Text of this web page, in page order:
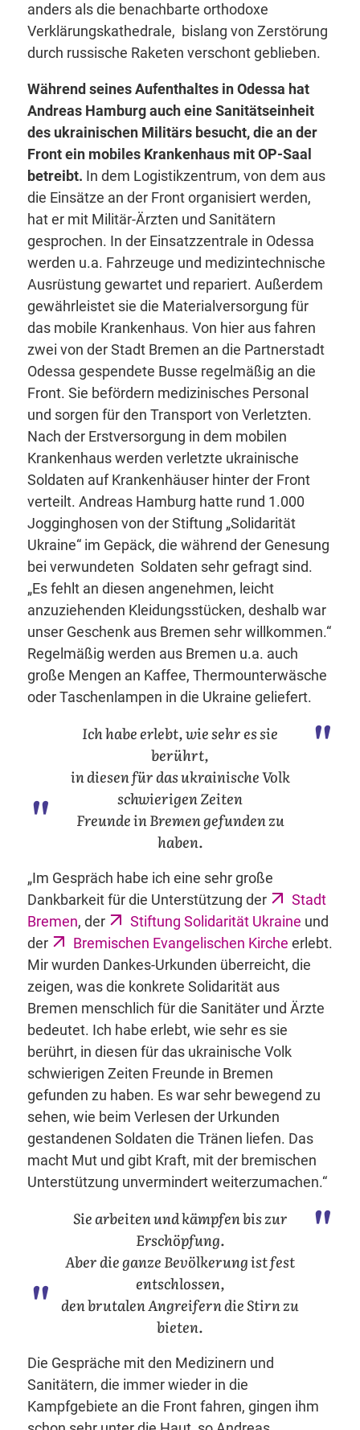
anders als die benachbarte orthodoxe
Verklärungskathedrale, bislang von Zerstörung
durch russische Raketen verschont geblieben.
Während seines Aufenthaltes in Odessa hat
Andreas Hamburg auch eine Sanitätseinheit
des ukrainischen Militärsbesucht, die an der
Front ein mobiles Krankenhaus mit OP-Saal
betreibt. In dem Logistikzentrum, von dem aus
die Einsätze an der Front organisiert werden,
hat er mit Militär-Ärzten und Sanitätern
gesprochen. In der Einsatzzentrale in Odessa
werden u.a. Fahrzeuge und medizintechnische
Ausrüstung gewartet und repariert. Außerdem
gewährleistet sie die Materialversorgung für
das mobile Krankenhaus. Von hier aus fahren
zwei von der Stadt Bremen an die Partnerstadt
Odessa gespendete Busse regelmäßig an die
Front. Sie befördern medizinisches Personal
und sorgen für den Transport von Verletzten.
Nach der Erstversorgung in dem mobilen
Krankenhaus werden verletzte ukrainische
Soldaten auf Krankenhäuser hinter der Front
verteilt. Andreas Hamburg hatte rund 1.000
Jogginghosen von der Stiftung „Solidarität
Ukraine“ im Gepäck, die während der Genesung
bei verwundeten Soldaten sehr gefragt sind.
„Es fehlt an diesen angenehmen, leicht
anzuziehenden Kleidungsstücken, deshalb war
unser Geschenk aus Bremen sehr willkommen.“
Regelmäßig werden aus Bremen u.a. auch
große Mengen an Kaffee, Thermounterwäsche
oder Taschenlampen in die Ukraine geliefert.
Ich habe erlebt, wie sehr es sie
berührt,
in diesen für das ukrainische Volk
schwierigen Zeiten
Freunde in Bremen gefunden zu
haben.
„Im Gespräch habe ich eine sehr große
Dankbarkeit für die Unterstützung der
Stadt
Bremen, der Stiftung Solidarität Ukraine und
der
Bremischen Evangelischen Kirche erlebt.
Mir wurden Dankes-Urkunden überreicht, die
zeigen, was die konkrete Solidarität aus
Bremen menschlich für die Sanitäter und Ärzte
bedeutet. Ich habe erlebt, wie sehr es sie
berührt, in diesen für das ukrainische Volk
schwierigen Zeiten Freunde in Bremen
gefunden zu haben. Es war sehr bewegend zu
sehen, wie beim Verlesen der Urkunden
gestandenen Soldaten die Tränen liefen. Das
macht Mut und gibt Kraft, mit der bremischen
Unterstützung unvermindert weiterzumachen.“
Sie arbeiten und kämpfen bis zur
Erschöpfung.
Aber die ganze Bevölkerung ist fest
entschlossen,
den brutalen Angreifern die Stirn zu
bieten.
Die Gespräche mit den Medizinern und
Sanitätern, die immer wieder in die
Kampfgebiete an die Front fahren, gingen ihm